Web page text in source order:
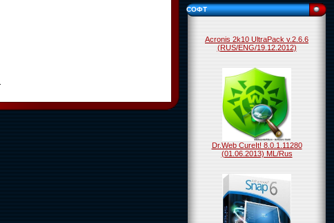
СОФТ
Acronis 2k10 UltraPack v.2.6.6
(RUS/ENG/19.12.2012)
Dr.Web CureIt! 8.0.1.11280
(01.06.2013) ML/Rus